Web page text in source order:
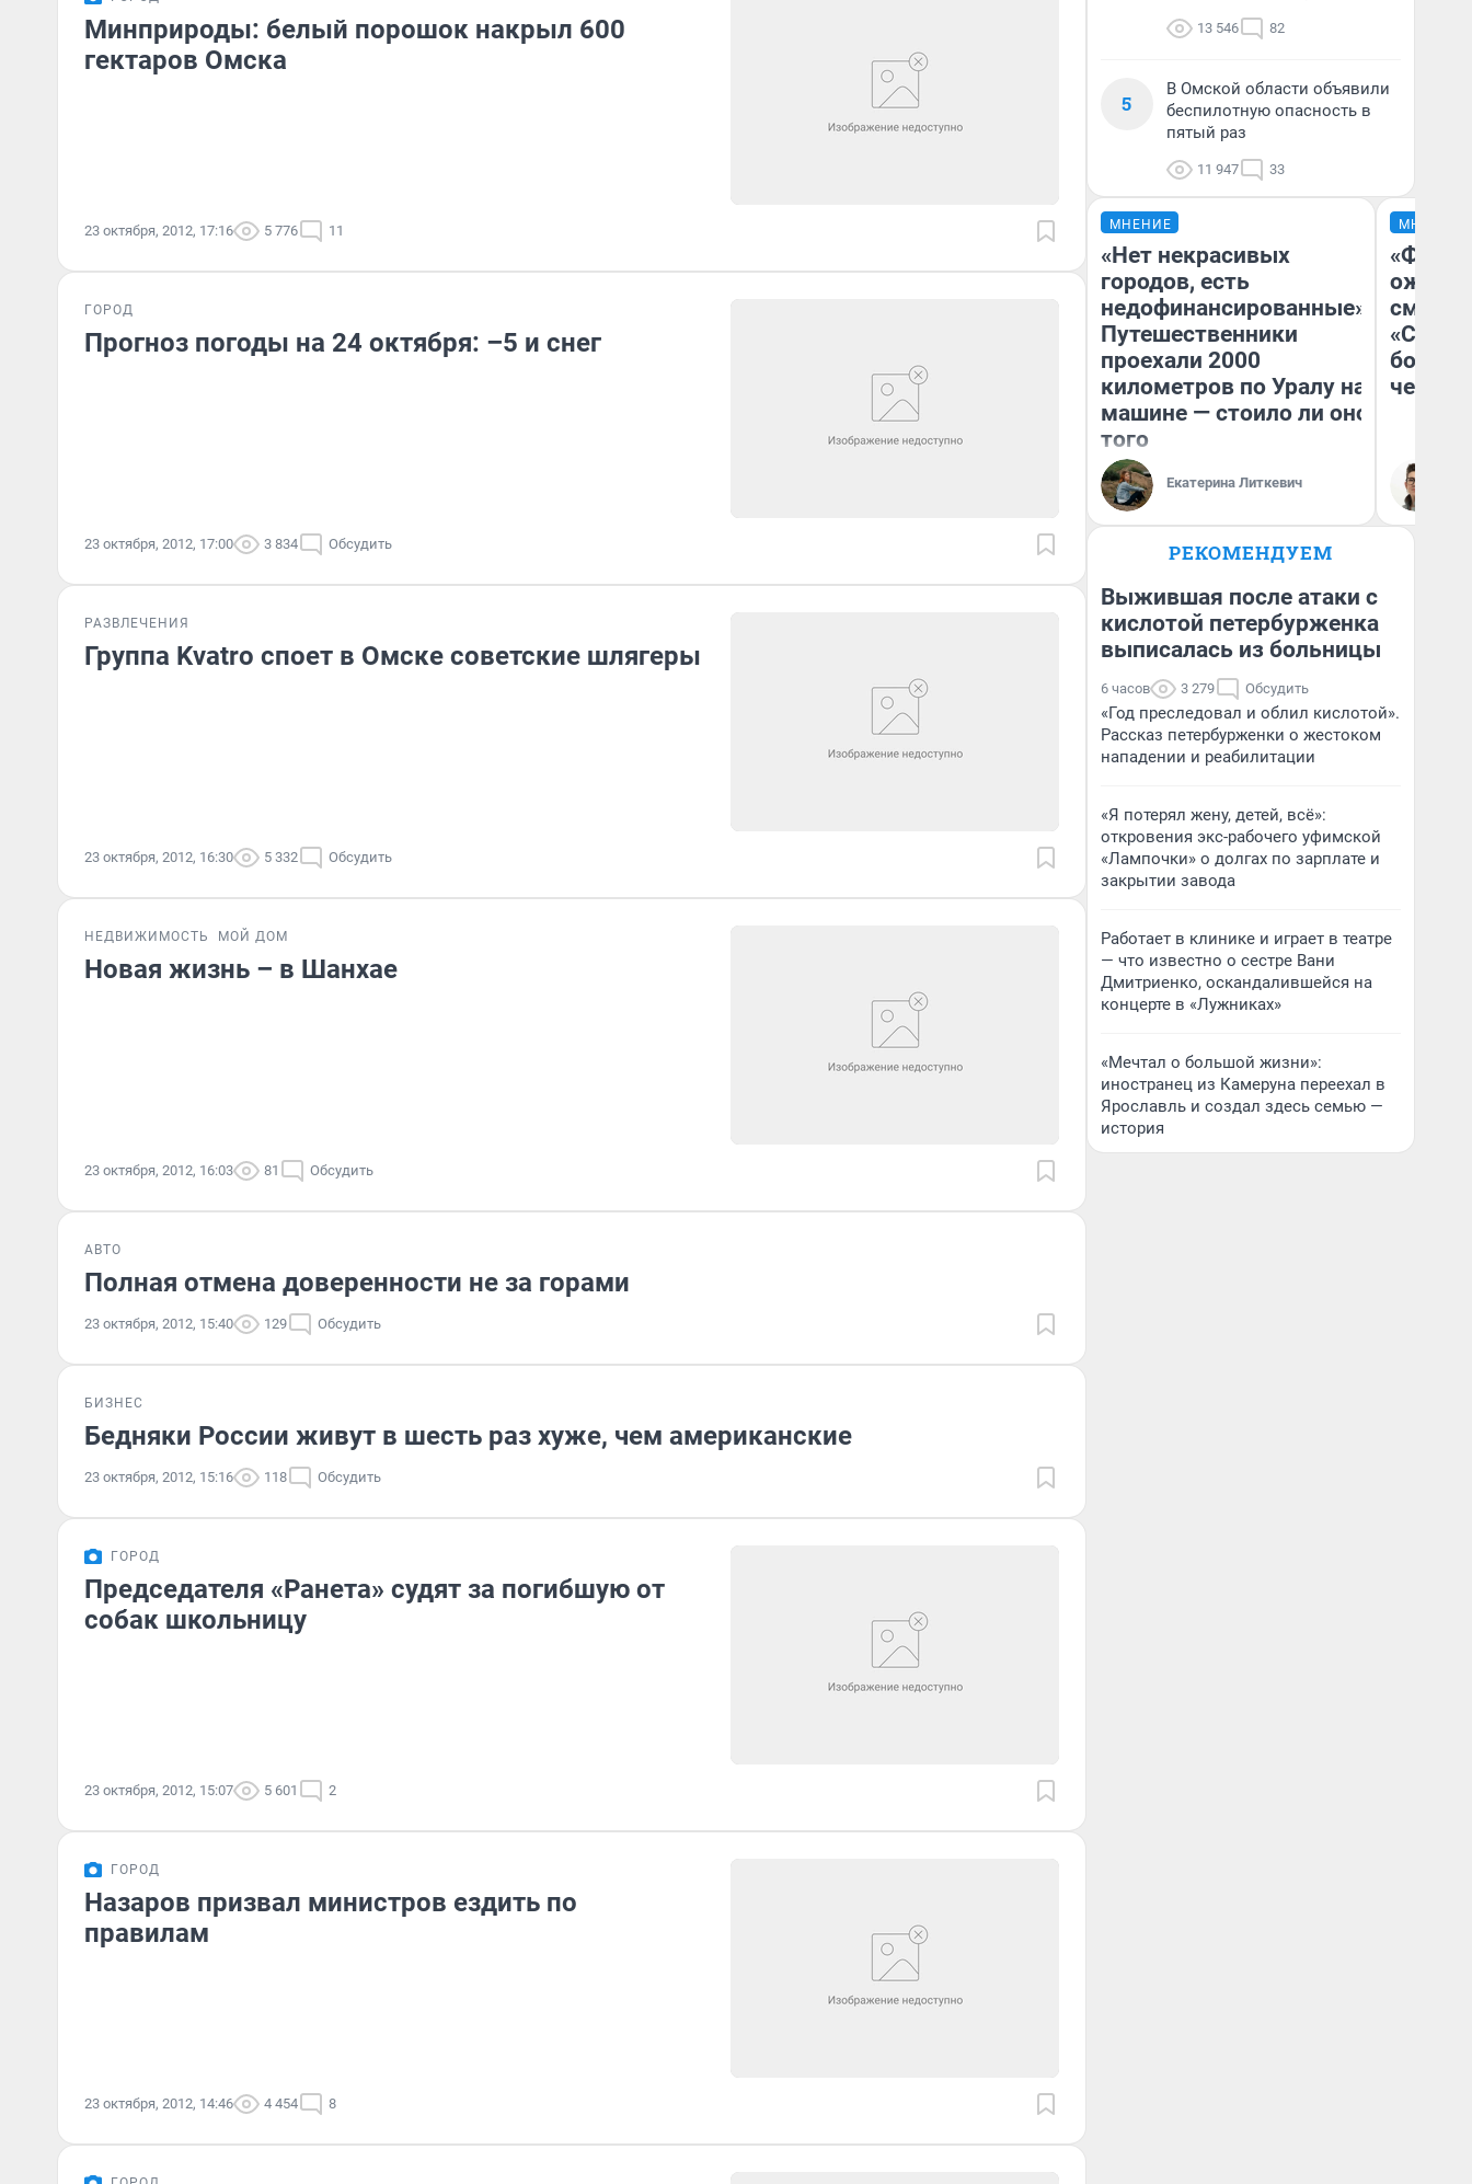
Минприроды: белый порошок накрыл 600
гектаров Омска
23 октября, 2012, 17:16 5 776 11
ГОРОД
Прогноз погоды на 24 октября: –5 и снег
23 октября, 2012, 17:00 3 834 Обсудить
РАЗВЛЕЧЕНИЯ
Группа Kvatro споет в Омске советские шлягеры
23 октября, 2012, 16:30 5 332 Обсудить
НЕДВИЖИМОСТЬ МОЙ ДОМ
Новая жизнь – в Шанхае
23 октября, 2012, 16:03 81 Обсудить
АВТО
Полная отмена доверенности не за горами
23 октября, 2012, 15:40 129 Обсудить
БИЗНЕС
Бедняки России живут в шесть раз хуже, чем американские
23 октября, 2012, 15:16 118 Обсудить
ГОРОД
Председателя «Ранета» судят за погибшую от
собак школьницу
23 октября, 2012, 15:07 5 601 2
ГОРОД
Назаров призвал министров ездить по
правилам
23 октября, 2012, 14:46 4 454 8
13 546 82
5
В Омской области объявили
беспилотную опасность в
пятый раз
11 947 33
МНЕНИЕ
«Нет некрасивых
городов, есть
недофинансированные».
Путешественники
проехали 2000
километров по Уралу на
машине — стоило ли оно
того
Екатерина Литкевич
МНЕНИЕ
РЕКОМЕНДУЕМ
Выжившая после атаки с
кислотой петербурженка
выписалась из больницы
6 часов 3 279 Обсудить
«Год преследовал и облил кислотой».
Рассказ петербурженки о жестоком
нападении и реабилитации
«Я потерял жену, детей, всё»:
откровения экс-рабочего уфимской
«Лампочки» о долгах по зарплате и
закрытии завода
Работает в клинике и играет в театре
— что известно о сестре Вани
Дмитриенко, оскандалившейся на
концерте в «Лужниках»
«Мечтал о большой жизни»:
иностранец из Камеруна переехал в
Ярославль и создал здесь семью —
история